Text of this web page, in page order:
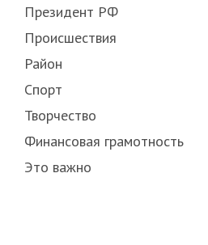
Президент РФ
Происшествия
Район
Спорт
Творчество
Финансовая грамотность
Это важно